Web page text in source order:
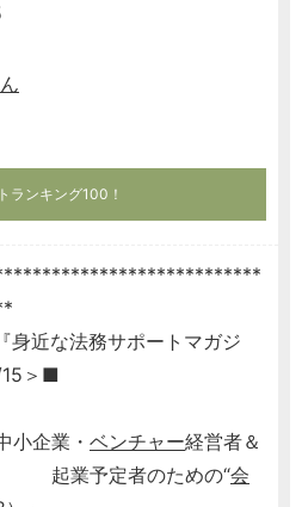
ランキング100！
身近な法務サポートマガジ
＞■
小企業・ ベンチャー経営者＆
のための“会